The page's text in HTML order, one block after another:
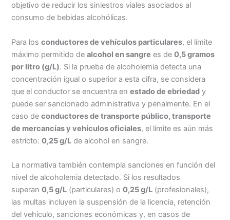
objetivo de reducir los siniestros viales asociados al
consumo de bebidas alcohólicas.
Para losconductores de vehículos particulares, el límite
máximo permitido dealcohol en sangre es de0,5 gramos
por litro (g/L). Si la prueba de alcoholemia detecta una
concentración igual o superior a esta cifra, se considera
que el conductor se encuentra enestado de ebriedad y
puede ser sancionado administrativa y penalmente. En el
caso deconductores de transporte público, transporte
de mercancías y vehículos oficiales, el límite es aún más
estricto:0,25 g/L de alcohol en sangre.
La normativa también contempla sanciones en función del
nivel de alcoholemia detectado. Si los resultados
superan0,5 g/L (particulares) o0,25 g/L (profesionales),
las multas incluyen la suspensión de la licencia, retención
del vehículo, sanciones económicas y, en casos de